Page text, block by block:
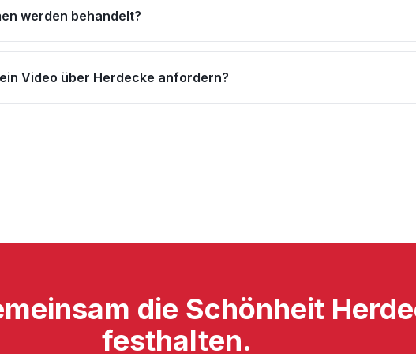
werden behandelt?
Video über Herdecke anfordern?
die Schönheit
festhalten.